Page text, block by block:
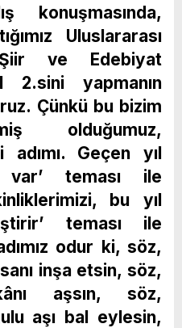
konuşmasında,
Uluslararası
Şiir ve Edebiyat
2.sini yapmanın
Çünkü bu bizim
olduğumuz,
adımı. Geçen yıl
var’ teması ile
bu yıl
teması ile
odur ki, söz,
inşa etsin, söz,
aşsın, söz,
aşı bal eylesin,